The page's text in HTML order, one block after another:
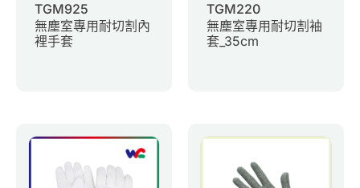
TGM925
無塵室專用耐切割內
裡手套
TGM220
無塵室專用耐切割袖
套_35cm